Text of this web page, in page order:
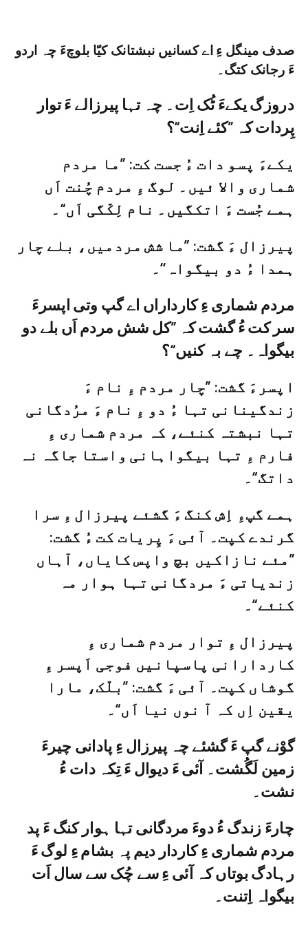
صدف مینگل ءِ اے کسانیں نبشتانک کیّا بلوچءَ چہ اردو
ءَ رجانک کتگ۔
دروزگ یکےءَ ٹُک اِت۔ چہ تہا پیرزالے ءَ توار
پِردات کہ ”کئے اِنت“؟
یکےءَ پسو دات ءُ جست کت: ”ما مردم
شماری والا ئیں۔ لوگ ءِ مردم چُنت اَں
ہمے جُست ءَ اتکگیں۔ نام لِکّگی اَں“۔
پیرزال ءَ گشت: ”ما شش مردمیں، بلے چار
ہمدا ءُ دو بیگواہ‘‘۔
مردم شماری ءِ کارداراں اے گپ وتی اپسرءَ
سر کت ءُ گشت کہ ”کل شش مردم اَں بلے دو
بیگواہ۔ چے بہ کنیں“؟
اپسرءَ گشت: ”چار مردم ءِ نام ءَ
زندگینانی تہا ءُ دو ءِ نام ءَ مرُدگانی
تہا نبشتہ کنئے، کہ مردم شماری ءِ
فارم ءِ تہا بیگواہانی واستا جاگہ نہ
داتگ“۔
ہمے گپءِ اِش کنگ ءَ گشئے پیرزال ءِ سرا
گرندے کپت۔ آئی ءَ پِریات کت ءُ گشت:
”مئے نازاکیں بچ واپس کایاں، آہاں
زندیاتی ءَ مردگانی تہا ہوار مہ
کنئے“۔
پیرزال ءِ توار مردم شماری ءِ
کاردارانی پاسپانیں فوجی اَپسر ءِ
گوشاں کپت۔ آئی ءَ گشت: ”بلّک، مارا
یقین اِں کہ آ نوں نیا اَں“۔
گوْنے گپ ءَ گشئے چہ پیرزال ءِ پادانی چیرءَ
زمین لَگُشت۔ آئی ءَ دیوال ءَ تِکہ دات ءُ
نشت۔
چارءَ زندگ ءُ دوءَ مردگانی تہا ہوار کنگ ءَ پد
مردم شماری ءِ کاردار دیم پہ بشام ءِ لوگ ءَ
رہادگ بوتاں کہ آئی ءِ سے چُک سے سال اَت
بیگواہ اِتنت۔